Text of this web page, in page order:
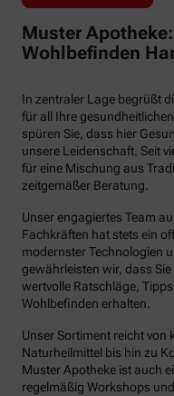
Muster
Wohlbefinden
In zentraler Lage begrüßt
für all Ihre
spüren Sie, dass hier
unsere Leidenschaft. Seit
für eine Mischung aus
zeitgemäßer Beratung.
Unser engagiertes Team
Fachkräften hat stets ein
modernster Technologien
gewährleisten wir, dass
wertvolle Ratschläge,
Wohlbefinden erhalten.
Unser Sortiment reicht
Naturheilmittel bis hin zu
Muster Apotheke ist auch
regelmäßig Workshops